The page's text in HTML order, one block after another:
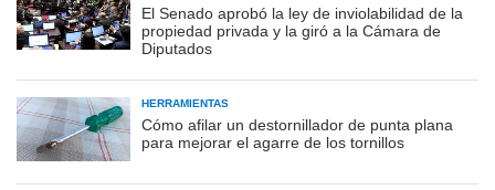
El Senado aprobó la ley de inviolabilidad de la
propiedad privada y la giró a la Cámara de
Diputados
HERRAMIENTAS
Cómo afilar un destornillador de punta plana
para mejorar el agarre de los tornillos